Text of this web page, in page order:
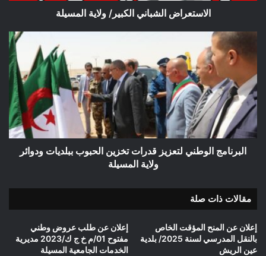
الاستعراض الشباني الكبير/ ولاية المسيلة
البرنامج
الوطني
لتعزيز
قدرات
تخزين
الحبوب
ببلديات
ودوائر
ولاية
المسيلة
البرنامج الوطني لتعزيز قدرات تخزين الحبوب ببلديات ودوائر
ولاية المسيلة
مقالات ذات صلة
إعلان عن المنح المؤقت الخاص
بالنقل المدرسي لسنة 2025/ بلدية
عين الريش
إعلان عن طلب عروض وطني
مفتوح 01/م خ ج ك/2023 مديرية
الخدمات الجامعية المسيلة